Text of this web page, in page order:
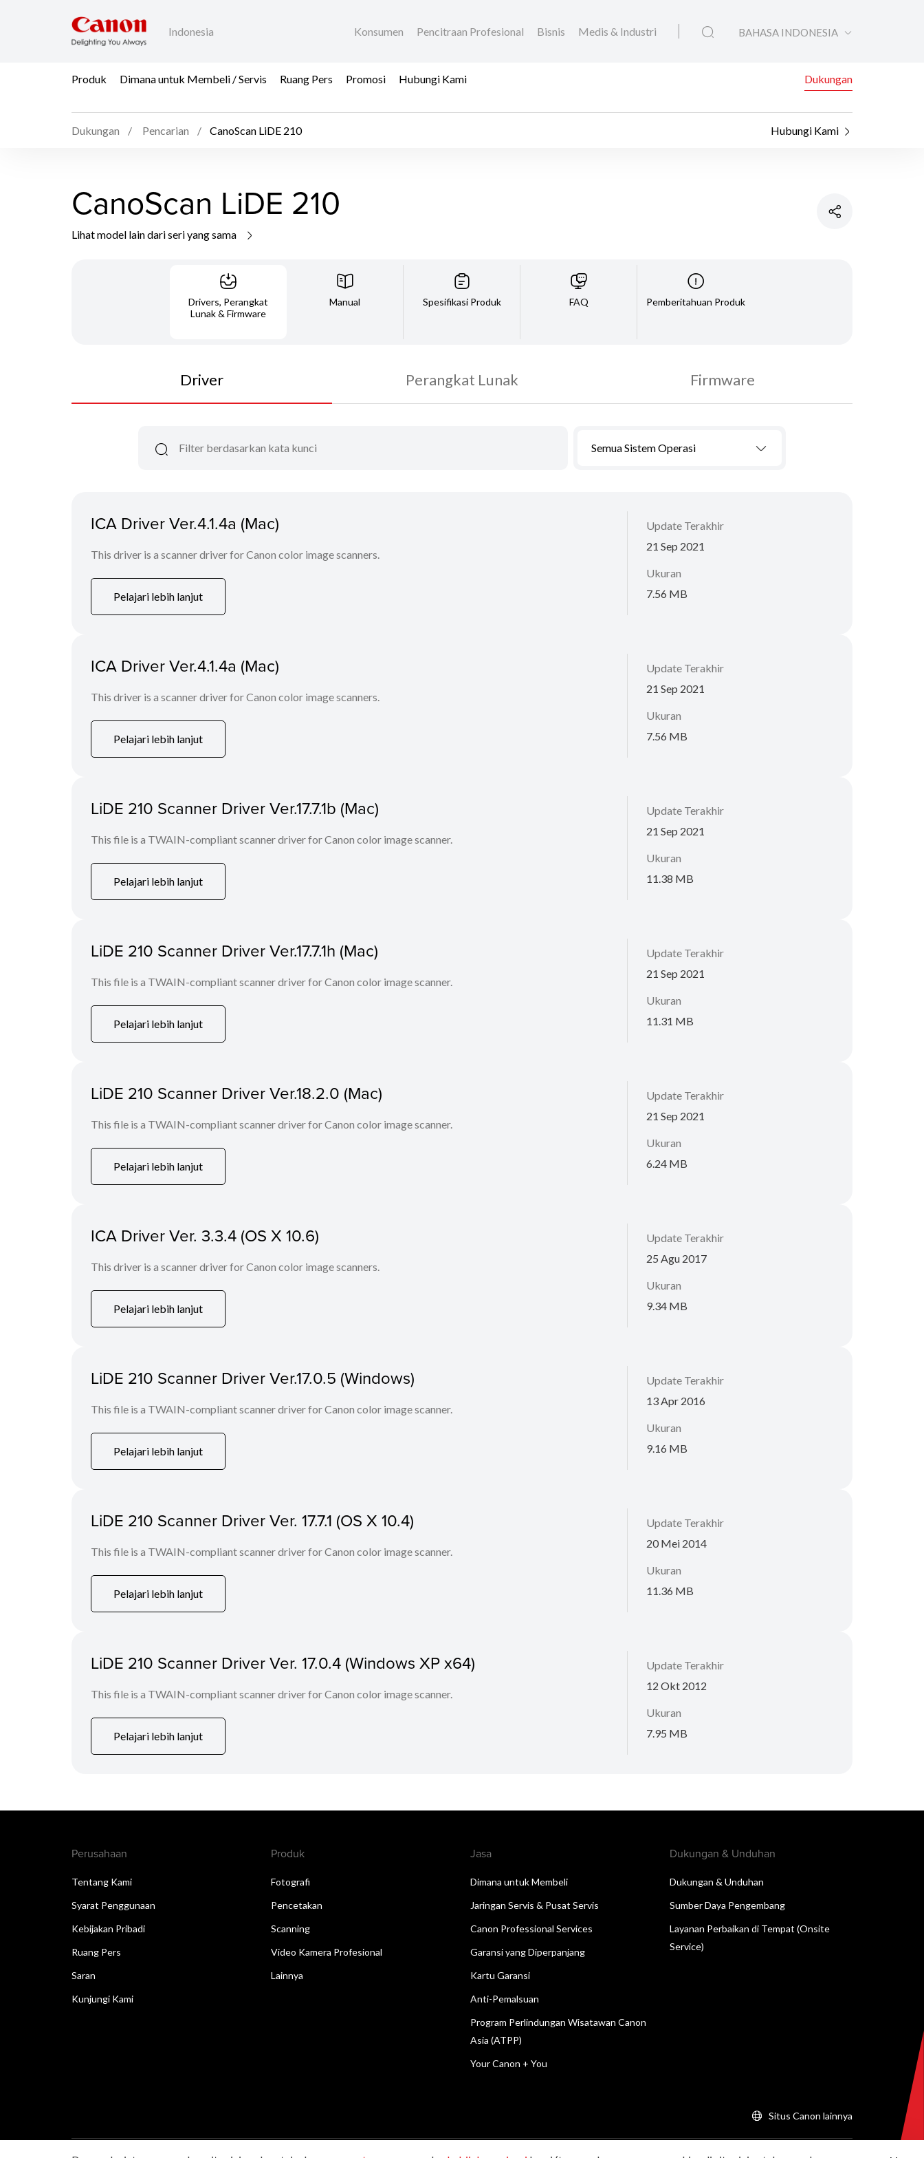
Indonesia Konsumen Pencitraan Profesional Bisnis Medis & Industri BAHASA INDONESIA
Produk Dimana untuk Membeli / Servis Ruang Pers Promosi Hubungi Kami Dukungan
Dukungan Pencarian CanoScan LiDE 210 Hubungi Kami
CanoScan LiDE 210
Lihat model lain dari seri yang sama
Drivers, Perangkat
Lunak & Firmware
Manual Spesifikasi Produk FAQ Pemberitahuan Produk
Driver Perangkat Lunak Firmware
Semua Sistem Operasi
ICA Driver Ver.4.1.4a (Mac)
This driver is a scanner driver for Canon color image scanners.
Pelajari lebih lanjut
Update Terakhir
21 Sep 2021
Ukuran
7.56 MB
ICA Driver Ver.4.1.4a (Mac)
This driver is a scanner driver for Canon color image scanners.
Pelajari lebih lanjut
Update Terakhir
21 Sep 2021
Ukuran
7.56 MB
LiDE 210 Scanner Driver Ver.17.7.1b (Mac)
This file is a TWAIN-compliant scanner driver for Canon color image scanner.
Pelajari lebih lanjut
Update Terakhir
21 Sep 2021
Ukuran
11.38 MB
LiDE 210 Scanner Driver Ver.17.7.1h (Mac)
This file is a TWAIN-compliant scanner driver for Canon color image scanner.
Pelajari lebih lanjut
Update Terakhir
21 Sep 2021
Ukuran
11.31 MB
LiDE 210 Scanner Driver Ver.18.2.0 (Mac)
This file is a TWAIN-compliant scanner driver for Canon color image scanner.
Pelajari lebih lanjut
Update Terakhir
21 Sep 2021
Ukuran
6.24 MB
ICA Driver Ver. 3.3.4 (OS X 10.6)
This driver is a scanner driver for Canon color image scanners.
Pelajari lebih lanjut
Update Terakhir
25 Agu 2017
Ukuran
9.34 MB
LiDE 210 Scanner Driver Ver.17.0.5 (Windows)
This file is a TWAIN-compliant scanner driver for Canon color image scanner.
Pelajari lebih lanjut
Update Terakhir
13 Apr 2016
Ukuran
9.16 MB
LiDE 210 Scanner Driver Ver. 17.7.1 (OS X 10.4)
This file is a TWAIN-compliant scanner driver for Canon color image scanner.
Pelajari lebih lanjut
Update Terakhir
20 Mei 2014
Ukuran
11.36 MB
LiDE 210 Scanner Driver Ver. 17.0.4 (Windows XP x64)
This file is a TWAIN-compliant scanner driver for Canon color image scanner.
Pelajari lebih lanjut
Update Terakhir
12 Okt 2012
Ukuran
7.95 MB
Perusahaan
Tentang Kami
Syarat Penggunaan
Kebijakan Pribadi
Ruang Pers
Saran
Kunjungi Kami
Produk
Fotografi
Pencetakan
Scanning
Video Kamera Profesional
Lainnya
Jasa
Dimana untuk Membeli
Jaringan Servis & Pusat Servis
Canon Professional Services
Garansi yang Diperpanjang
Kartu Garansi
Anti-Pemalsuan
Program Perlindungan Wisatawan Canon
Asia (ATPP)
Your Canon + You
Dukungan & Unduhan
Dukungan & Unduhan
Sumber Daya Pengembang
Layanan Perbaikan di Tempat (Onsite
Service)
Situs Canon lainnya